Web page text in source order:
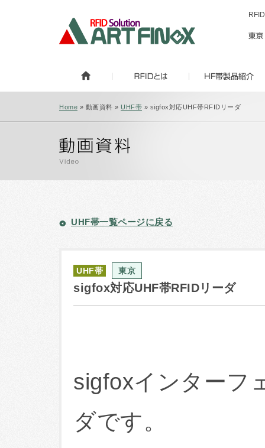
Home » 動画資料 » UHF帯 » sigfox対応UHF帯RFIDリーダ
UHF帯一覧ページに戻る
UHF帯 東京
sigfox対応UHF帯RFIDリーダ
sigfoxインターフ
ダです。